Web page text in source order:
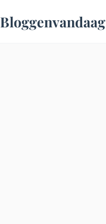
Bloggenvandaag